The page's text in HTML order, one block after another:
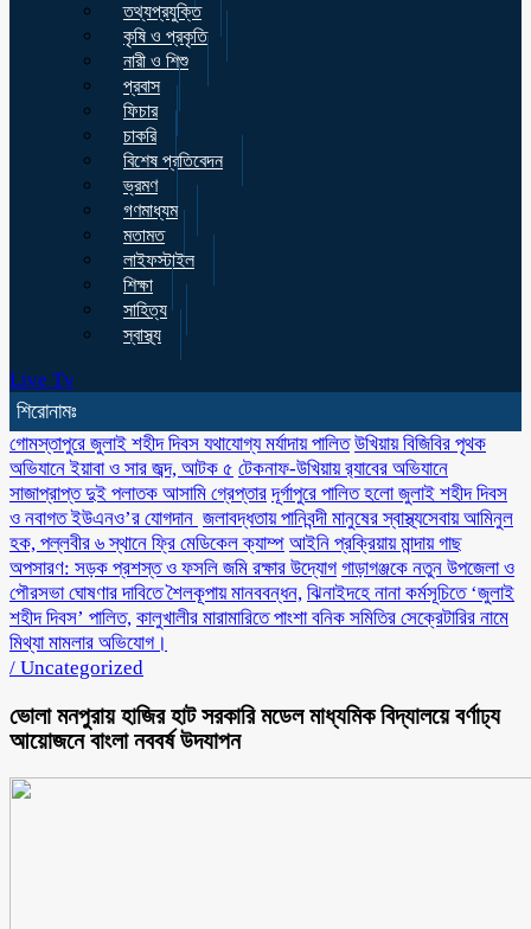
তথ্যপ্রযুক্তি
কৃষি ও প্রকৃতি
নারী ও শিশু
প্রবাস
ফিচার
চাকরি
বিশেষ প্রতিবেদন
ভ্রমণ
গণমাধ্যম
মতামত
লাইফস্টাইল
শিক্ষা
সাহিত্য
স্বাস্থ্য
Live Tv
শিরোনামঃ
গোমস্তাপুরে জুলাই শহীদ দিবস যথাযোগ্য মর্যাদায় পালিত উখিয়ায় বিজিবির পৃথক
অভিযানে ইয়াবা ও সার জব্দ, আটক ৫ টেকনাফ-উখিয়ায় র‌্যাবের অভিযানে
সাজাপ্রাপ্ত দুই পলাতক আসামি গ্রেপ্তার ‎দূর্গাপুরে পালিত হলো জুলাই শহীদ দিবস
ও নবাগত ইউএনও’র যোগদান ‎ জলাবদ্ধতায় পানিবন্দী মানুষের স্বাস্থ্যসেবায় আমিনুল
হক, পল্লবীর ৬ স্থানে ফ্রি মেডিকেল ক্যাম্প আইনি প্রক্রিয়ায় মান্দায় গাছ
অপসারণ: সড়ক প্রশস্ত ও ফসলি জমি রক্ষার উদ্যোগ গাড়াগঞ্জকে নতুন উপজেলা ও
পৌরসভা ঘোষণার দাবিতে শৈলকূপায় মানববন্ধন, ঝিনাইদহে নানা কর্মসূচিতে ‘জুলাই
শহীদ দিবস’ পালিত, কালুখালীর মারামারিতে পাংশা বনিক সমিতির সেক্রেটারির নামে
মিথ্যা মামলার অভিযোগ।
/ Uncategorized
ভোলা মনপুরায় হাজির হাট সরকারি মডেল মাধ্যমিক বিদ্যালয়ে বর্ণাঢ্য
আয়োজনে বাংলা নববর্ষ উদযাপন